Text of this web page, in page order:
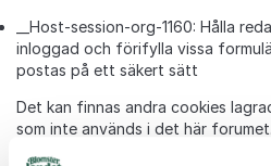
__Host-session-org-1160: Hålla
inloggad och förifylla vissa
postas på ett säkert sätt
Det kan finnas andra cookies
som inte används i det här forumet.